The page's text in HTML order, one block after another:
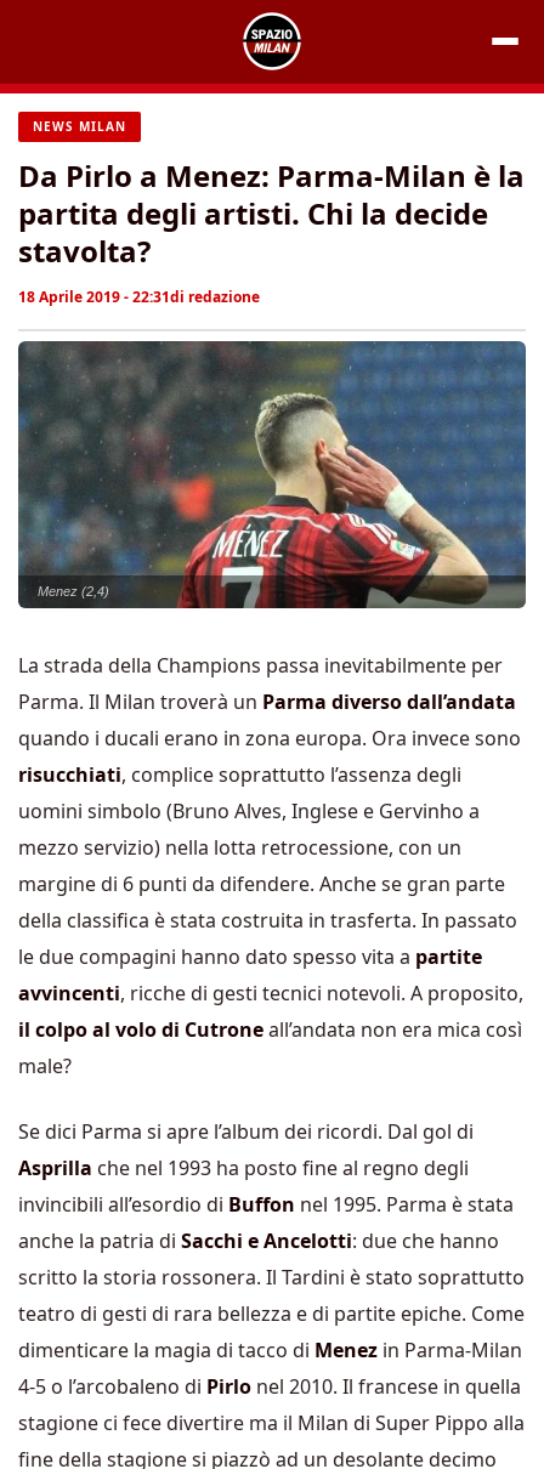
contenuto
NEWS MILAN
Da Pirlo a Menez: Parma-Milan è la
partita degli artisti. Chi la decide
stavolta?
18 Aprile 2019 - 22:31di redazione
Menez (2,4)
La strada della Champions passa inevitabilmente per
Parma. Il Milan troverà un Parma diverso dall’andata
quando i ducali erano in zona europa. Ora invece sono
risucchiati, complice soprattutto l’assenza degli
uomini simbolo (Bruno Alves, Inglese e Gervinho a
mezzo servizio) nella lotta retrocessione, con un
margine di 6 punti da difendere. Anche se gran parte
della classifica è stata costruita in trasferta. In passato
le due compagini hanno dato spesso vita a partite
avvincenti, ricche di gesti tecnici notevoli. A proposito,
il colpo al volo di Cutroneall’andata non era mica così
male?
Se dici Parma si apre l’album dei ricordi. Dal gol di
Asprilla che nel 1993 ha posto fine al regno degli
invincibili all’esordio di Buffon nel 1995. Parma è stata
anche la patria di Sacchi e Ancelotti: due che hanno
scritto la storia rossonera. Il Tardini è stato soprattutto
teatro di gesti di rara bellezza e di partite epiche. Come
dimenticare la magia di tacco di Menez in Parma-Milan
4-5 o l’arcobaleno di Pirlo nel 2010. Il francese in quella
stagione ci fece divertire ma il Milan di Super Pippo alla
fine della stagione si piazzò ad un desolante decimo